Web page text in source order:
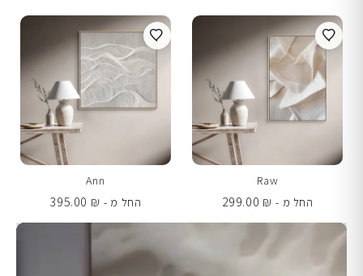
Raw
החל מ -
299.00 ₪
Ann
החל מ -
395.00 ₪